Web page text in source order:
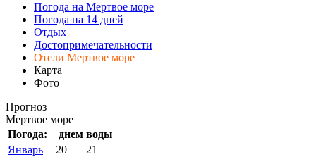
Погода на Мертвое море
Погода на 14 дней
Отдых
Достопримечательности
Отели Мертвое море
Карта
Фото
Прогноз
Мертвое море
Погода:
днем воды
Январь
20
21